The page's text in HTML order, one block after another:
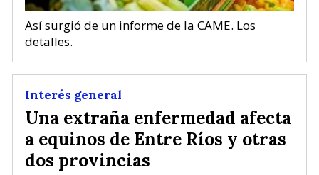
Así surgió de un informe de la CAME. Los
detalles.
Una extraña enfermedad afecta
a equinos de Entre Ríos y otras
dos provincias
Interés general